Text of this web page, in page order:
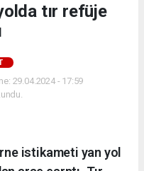
tır refüje
29.04.2024 - 17:59
istikameti yan yol